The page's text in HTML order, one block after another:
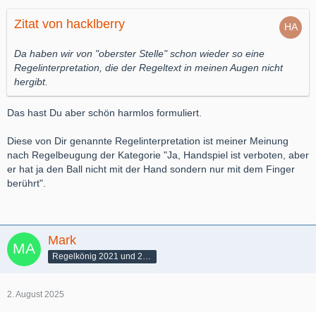
Zitat von hacklberry
Da haben wir von "oberster Stelle" schon wieder so eine
Regelinterpretation, die der Regeltext in meinen Augen nicht
hergibt.
Das hast Du aber schön harmlos formuliert.
Diese von Dir genannte Regelinterpretation ist meiner Meinung
nach Regelbeugung der Kategorie "Ja, Handspiel ist verboten, aber
er hat ja den Ball nicht mit der Hand sondern nur mit dem Finger
berührt".
Mark
2. August 2025